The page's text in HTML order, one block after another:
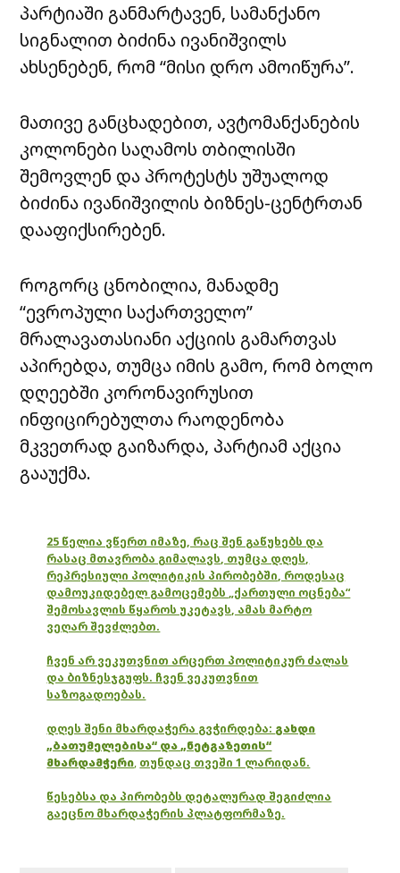
პარტიაში განმარტავენ, სამანქანო
სიგნალით ბიძინა ივანიშვილს
ახსენებენ, რომ “მისი დრო ამოიწურა”.
მათივე განცხადებით, ავტომანქანების
კოლონები საღამოს თბილისში
შემოვლენ და პროტესტს უშუალოდ
ბიძინა ივანიშვილის ბიზნეს-ცენტრთან
დააფიქსირებენ.
როგორც ცნობილია, მანადმე
“ევროპული საქართველო”
მრალავათასიანი აქციის გამართვას
აპირებდა, თუმცა იმის გამო, რომ ბოლო
დღეებში კორონავირუსით
ინფიცირებულთა რაოდენობა
მკვეთრად გაიზარდა, პარტიამ აქცია
გააუქმა.
25 წელია ვწერთ იმაზე, რაც შენ გაწუხებს და
რასაც მთავრობა გიმალავს, თუმცა დღეს,
რეპრესიული პოლიტიკის პირობებში, როდესაც
დამოუკიდებელ გამოცემებს „ქართული ოცნება“
შემოსავლის წყაროს უკეტავს, ამას მარტო
ვეღარ შევძლებთ.
ჩვენ არ ვეკუთვნით არცერთ პოლიტიკურ ძალას
და ბიზნესჯგუფს. ჩვენ ვეკუთვნით
საზოგადოებას.
დღეს შენი მხარდაჭერა გვჭირდება: გახდი
„ბათუმელებისა“ და „ნეტგაზეთის“
მხარდამჭერი, თუნდაც თვეში 1 ლარიდან.
წესებსა და პირობებს დეტალურად შეგიძლია
გაეცნო მხარდაჭერის პლატფორმაზე.